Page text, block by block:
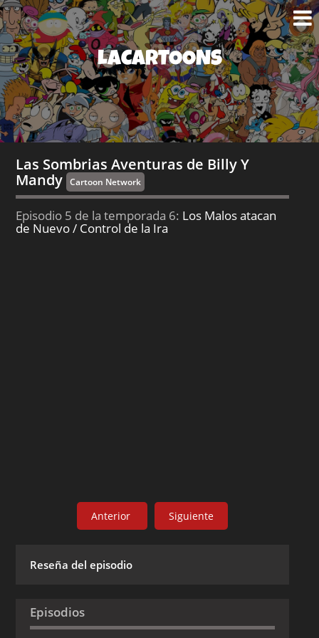
LACARTOONS
Las Sombrias Aventuras de Billy Y
Mandy Cartoon Network
Episodio 5 de la temporada 6: Los Malos atacan
de Nuevo / Control de la Ira
Anterior Siguiente
Reseña del episodio
Episodios